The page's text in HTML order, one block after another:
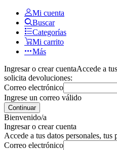
Mi cuenta
Buscar
Categorías
Mi carrito
Más
Ingresar o crear cuentaAccede a
solicita devoluciones:
Correo electrónico
Ingrese un correo válido
Continuar
Bienvenido/a
Ingresar o crear cuenta
Accede a tus datos personales,
Correo electrónico